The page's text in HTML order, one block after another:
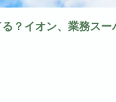
？イオン、業務スー